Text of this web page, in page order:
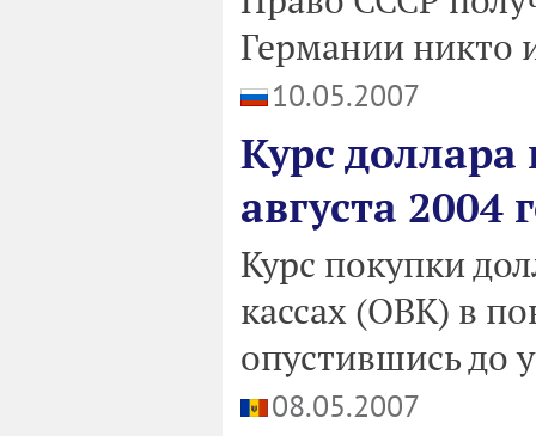
Германии никто
10.05.2007
Курс доллара
августа 2004
Курс покупки
кассах (ОВК) в
опустившись до
08.05.2007